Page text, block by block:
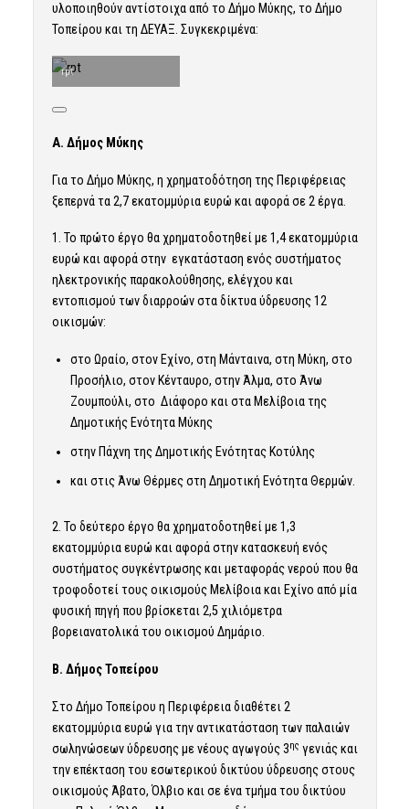
υλοποιηθούν αντίστοιχα από το Δήμο Μύκης, το Δήμο
Τοπείρου και τη ΔΕΥΑΞ. Συγκεκριμένα:
rpt
Α. Δήμος Μύκης
Για το Δήμο Μύκης, η χρηματοδότηση της Περιφέρειας
ξεπερνά τα 2,7 εκατομμύρια ευρώ και αφορά σε 2 έργα.
1. Το πρώτο έργο θα χρηματοδοτηθεί με 1,4 εκατομμύρια
ευρώ και αφορά στην εγκατάσταση ενός συστήματος
ηλεκτρονικής παρακολούθησης, ελέγχου και
εντοπισμού των διαρροών στα δίκτυα ύδρευσης 12
οικισμών:
στο Ωραίο, στον Εχίνο, στη Μάνταινα, στη Μύκη, στο
Προσήλιο, στον Κένταυρο, στην Άλμα, στο Άνω
Ζουμπούλι, στο Διάφορο και στα Μελίβοια της
Δημοτικής Ενότητα Μύκης
στην Πάχνη της Δημοτικής Ενότητας Κοτύλης
και στις Άνω Θέρμες στη Δημοτική Ενότητα Θερμών.
2. Το δεύτερο έργο θα χρηματοδοτηθεί με 1,3
εκατομμύρια ευρώ και αφορά στην κατασκευή ενός
συστήματος συγκέντρωσης και μεταφοράς νερού που θα
τροφοδοτεί τους οικισμούς Μελίβοια και Εχίνο από μία
φυσική πηγή που βρίσκεται 2,5 χιλιόμετρα
βορειανατολικά του οικισμού Δημάριο.
Β. Δήμος Τοπείρου
Στο Δήμο Τοπείρου η Περιφέρεια διαθέτει 2
εκατομμύρια ευρώ για την αντικατάσταση των παλαιών
σωληνώσεων ύδρευσης με νέους αγωγούς 3ης γενιάς και
την επέκταση του εσωτερικού δικτύου ύδρευσης στους
οικισμούς Άβατο, Όλβιο και σε ένα τμήμα του δικτύου